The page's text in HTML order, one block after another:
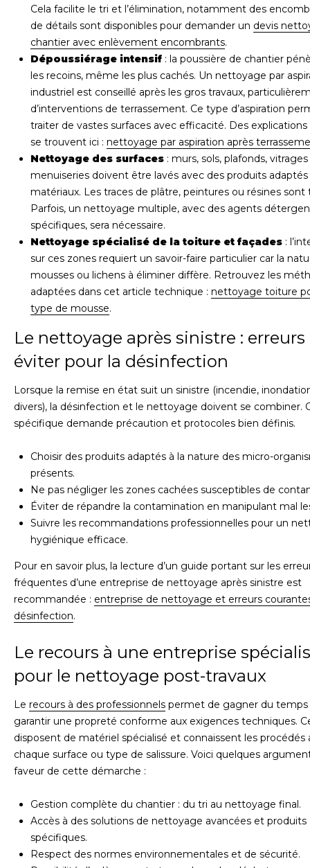
Cela facilite le tri et l’élimination, notamment des
de détails sont disponibles pour demander un devis
chantier avec enlèvement encombrants.
Dépoussiérage intensif : la poussière de chantier
les recoins, même les plus cachés. Un nettoyage par
industriel est conseillé après les gros travaux,
d’interventions de terrassement. Ce type d’aspiration
traiter de vastes surfaces avec efficacité. Des explications
se trouvent ici : nettoyage par aspiration après
Nettoyage des surfaces : murs, sols, plafonds,
menuiseries doivent être lavés avec des produits adaptés
matériaux. Les traces de plâtre, peintures ou résines sont
Parfois, un nettoyage multiple, avec des agents
spécifiques, sera nécessaire.
Nettoyage spécialisé de la toiture et façades :
sur ces zones requiert un savoir-faire particulier car la
mousses ou lichens à éliminer diffère. Retrouvez les
adaptées dans cet article technique : nettoyage toiture
type de mousse.
Le nettoyage après sinistre : erreurs
éviter pour la désinfection
Lorsque la remise en état suit un sinistre (incendie,
divers), la désinfection et le nettoyage doivent se combiner.
spécifique demande précaution et protocoles bien définis.
Choisir des produits adaptés à la nature des micro-
présents.
Ne pas négliger les zones cachées susceptibles de
Éviter de répandre la contamination en manipulant mal
Suivre les recommandations professionnelles pour un
hygiénique efficace.
Pour en savoir plus, la lecture d’un guide portant sur les
fréquentes d’une entreprise de nettoyage après sinistre est
recommandée : entreprise de nettoyage et erreurs
désinfection.
Le recours à une entreprise
pour le nettoyage post-travaux
Le recours à des professionnels permet de gagner du
garantir une propreté conforme aux exigences techniques.
disposent de matériel spécialisé et connaissent les procédés
chaque surface ou type de salissure. Voici quelques
faveur de cette démarche :
Gestion complète du chantier : du tri au nettoyage final.
Accès à des solutions de nettoyage avancées et produits
spécifiques.
Respect des normes environnementales et de sécurité.